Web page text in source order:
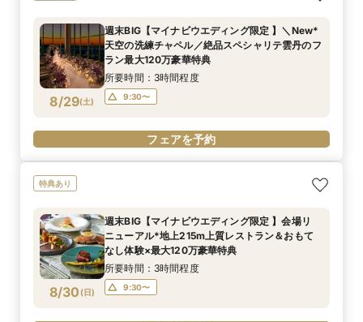
8/29(土)
週末BIG【マイナビウエディング限定 】＼New*
天空の洗練チャペル／絶品スペシャリテ雲丹のフ
ラン最大120万豪華特典
所要時間：3時間程度
9:30〜
フェアを予約
特典あり
8/30 (日)
週末BIG【マイナビウエディング限定 】会場リ
ニューアル*地上215m上質レストラン＆おもて
なし体験×最大120万豪華特典
所要時間：3時間程度
9:30〜